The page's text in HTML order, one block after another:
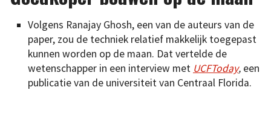
Volgens Ranajay Ghosh, een van de auteurs van de
paper, zou de techniek relatief makkelijk toegepast
kunnen worden op de maan. Dat vertelde de
wetenschapper in een interview met UCFToday, een
publicatie van de universiteit van Centraal Florida.